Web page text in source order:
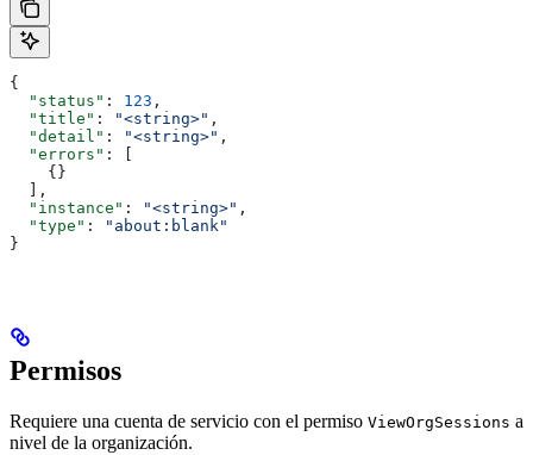
{
  "status"
: 123 ,
  "title"
: "<string>" ,
  "detail"
: "<string>" ,
  "errors"
: [
    {}
  ],
  "instance"
: "<string>" ,
  "type"
:
"about:blank"
}
Permisos
Requiere una cuenta de servicio con el permiso ViewOrgSessions a
nivel de la organización.